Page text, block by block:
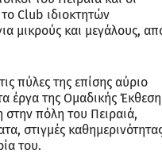
Club ιδιοκτητών
μικρούς και μεγάλους,
πύλες της επίσης αύριο
έργα της Ομαδικής
πόλη του Πειραιά,
στιγμές
του.